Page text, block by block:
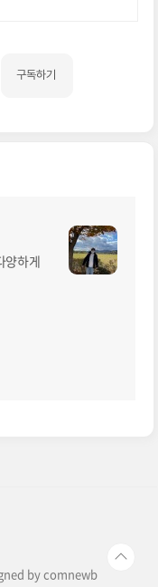
구독하기
양하게
bycomnewb